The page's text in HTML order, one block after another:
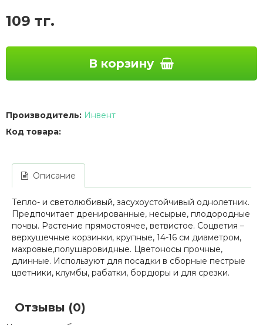
109 тг.
В корзину
Производитель: Инвент
Код товара:
Описание
Тепло- и светолюбивый, засухоустойчивый однолетник.
Предпочитает дренированные, несырые, плодородные
почвы. Растение прямостоячее, ветвистое. Соцветия –
верхушечные корзинки, крупные, 14-16 см диаметром,
махровые,полушаровидные. Цветоносы прочные,
длинные. Используют для посадки в сборные пестрые
цветники, клумбы, рабатки, бордюры и для срезки.
Отзывы (0)